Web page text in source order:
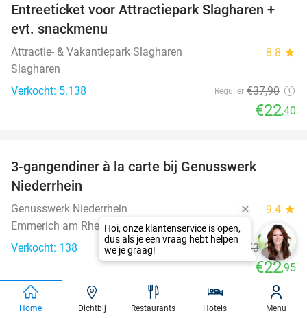
41%
Entreeticket voor Attractiepark Slagharen +
evt. snackmenu
Attractie- & Vakantiepark Slagharen 8.8 star
Slagharen
Verkocht: 5.138
Regulier €37,90
€22,40
3-gangendiner à la carte bij Genusswerk
Niederrhein
Genusswerk Niederrhein 9.4 star
Emmerich am Rhein
Verkocht: 138
Regulier €36,23
€22,95
favorite_border
Home Dichtbij Restaurants Hotels Menu